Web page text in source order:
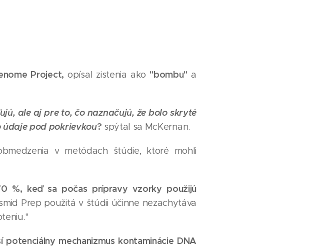
Project,opísal zistenia ako "bombu" a
ale aj pre to, čo naznačujú, že bolo skryté
údaje pod pokrievkou? spýtal sa McKernan.
v metódach štúdie, ktoré mohli
%, keď sa počas prípravy vzorky použijú
Prep použitá v štúdii účinne nezachytáva
potenciálny mechanizmus kontaminácie DNA